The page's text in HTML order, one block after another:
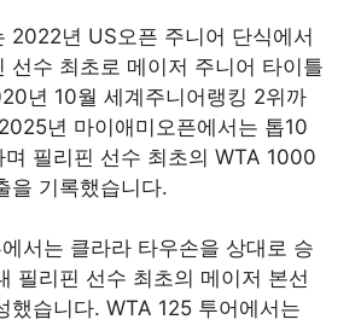
2022년 US오픈 주니어 단식에서
선수 최초로 메이저 주니어 타이틀
년 10월 세계주니어랭킹 2위까
년 마이애미오픈에서는 톱10
며 필리핀 선수 최초의 WTA 1000
을 기록했습니다.
서는 클라라 타우손을 상대로 승
필리핀 선수 최초의 메이저 본선
했습니다. WTA 125 투어에서는